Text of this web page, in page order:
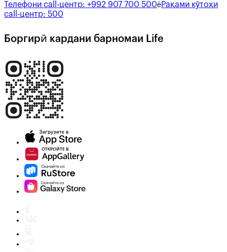
Телефони call-центр: +992 907 700 500ёРақами кӯтоҳи
call-центр: 500
Боргирӣ кардани барномаи Life